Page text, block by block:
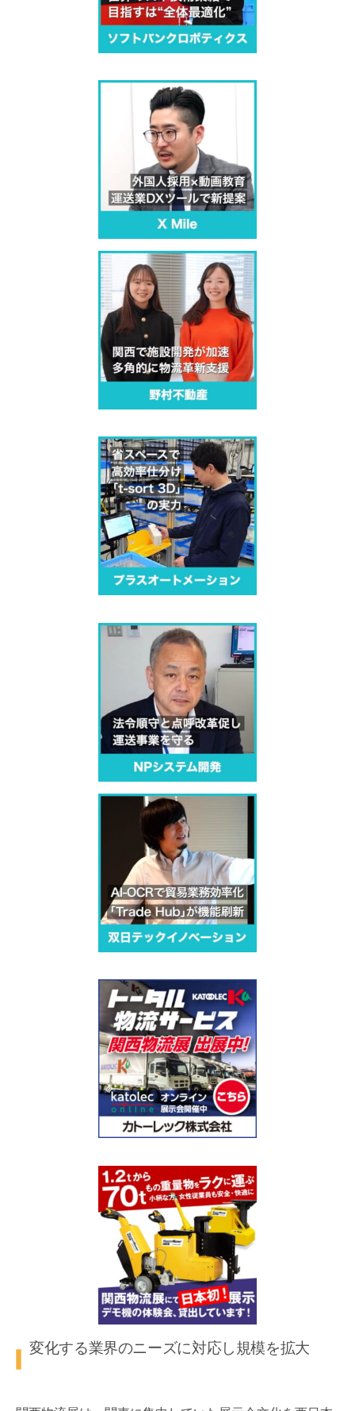
変化する業界のニーズに対応し規模を拡大